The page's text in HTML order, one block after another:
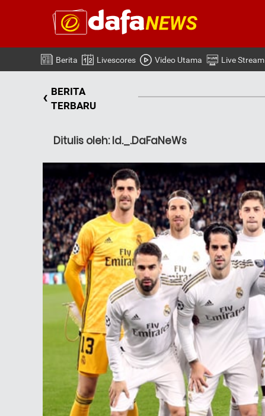
Berita Livescores Video Utama Live Stream
‹ BERITA
TERBARU
Ditulis oleh: Id._.DaFaNeWs